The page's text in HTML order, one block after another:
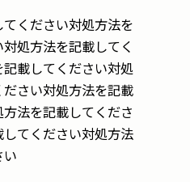
ください対処方法を
処方法を記載してく
載してください対処
さい対処方法を記載
法を記載してくださ
てください対処方法
い